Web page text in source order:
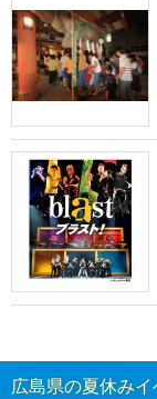
広島県の夏休み